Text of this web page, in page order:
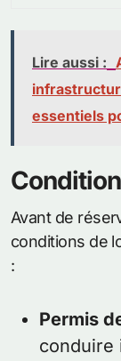
Lire aussi :
essentiels
Avant de
conditions de
:
Permis
conduire